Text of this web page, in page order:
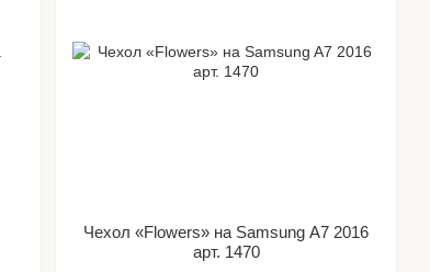
Чехол «Flowers» на Samsung A7 2016
арт. 1470